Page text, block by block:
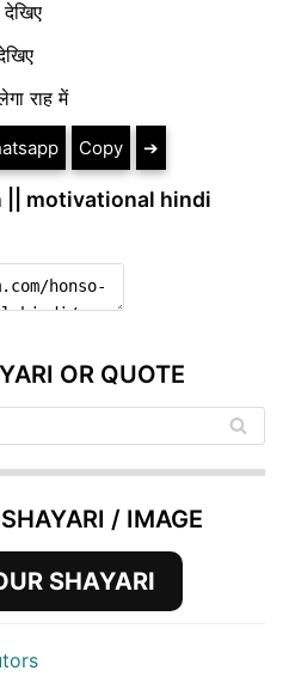
देखिए
राह में
Copy ➔
|| motivational hindi
OR QUOTE
/ IMAGE
SHAYARI